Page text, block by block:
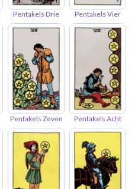
Pentakels Drie Pentakels Vier
Pentakels Zeven Pentakels Acht